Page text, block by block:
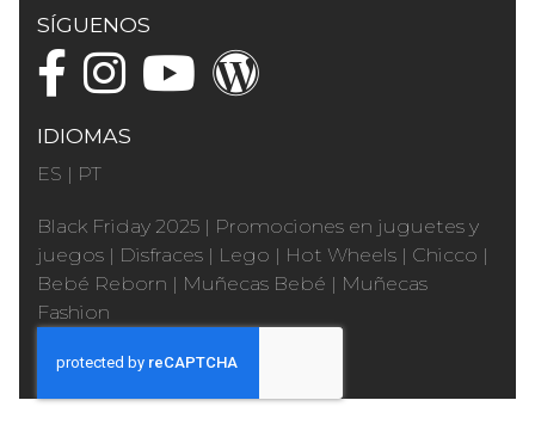
SÍGUENOS
IDIOMAS
ES | PT
Black Friday 2025 | Promociones en juguetes y
juegos | Disfraces | Lego | Hot Wheels | Chicco |
Bebé Reborn | Muñecas Bebé | Muñecas
Fashion